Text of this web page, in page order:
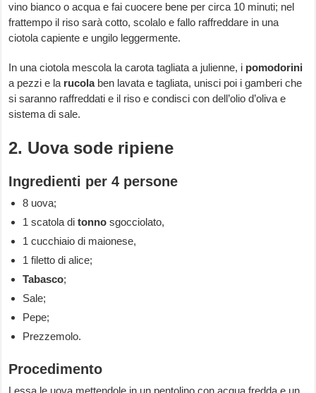
vino bianco o acqua e fai cuocere bene per circa 10 minuti; nel
frattempo il riso sarà cotto, scolalo e fallo raffreddare in una
ciotola capiente e ungilo leggermente.
In una ciotola mescola la carota tagliata a julienne, i pomodorini
a pezzi e la rucolaben lavata e tagliata, unisci poi i gamberi che
si saranno raffreddati e il riso e condisci con dell’olio d’oliva e
sistema di sale.
2. Uova sode ripiene
Ingredienti per 4 persone
8 uova;
1 scatola ditonno sgocciolato,
1 cucchiaio di maionese,
1 filetto di alice;
Tabasco;
Sale;
Pepe;
Prezzemolo.
Procedimento